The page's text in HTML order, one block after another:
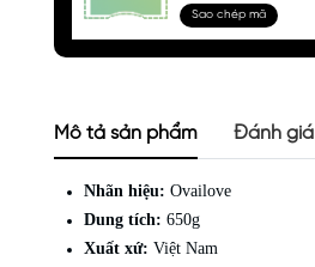
Sao chép mã
Mô tả sản phẩm Đánh giá
Nhãn hiệu: Ovailove
Dung tích: 650g
Xuất xứ: Việt Nam